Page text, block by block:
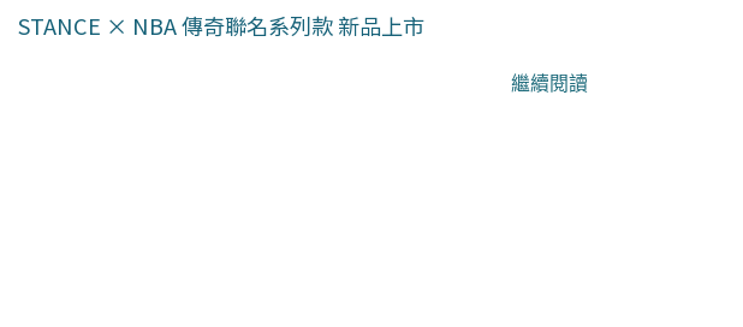
STANCE × NBA 傳奇聯名系列款 新品上市
繼續閱讀